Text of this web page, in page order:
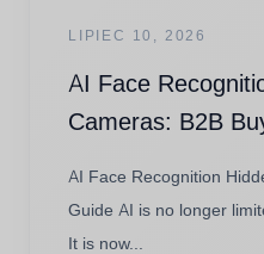
LIPIEC 10, 2026
AI Face
Cameras: B2B
AI Face Recognition
Guide AI is no longer
It is now...